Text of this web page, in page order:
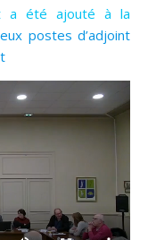
a été ajouté à la
postes d’adjoint